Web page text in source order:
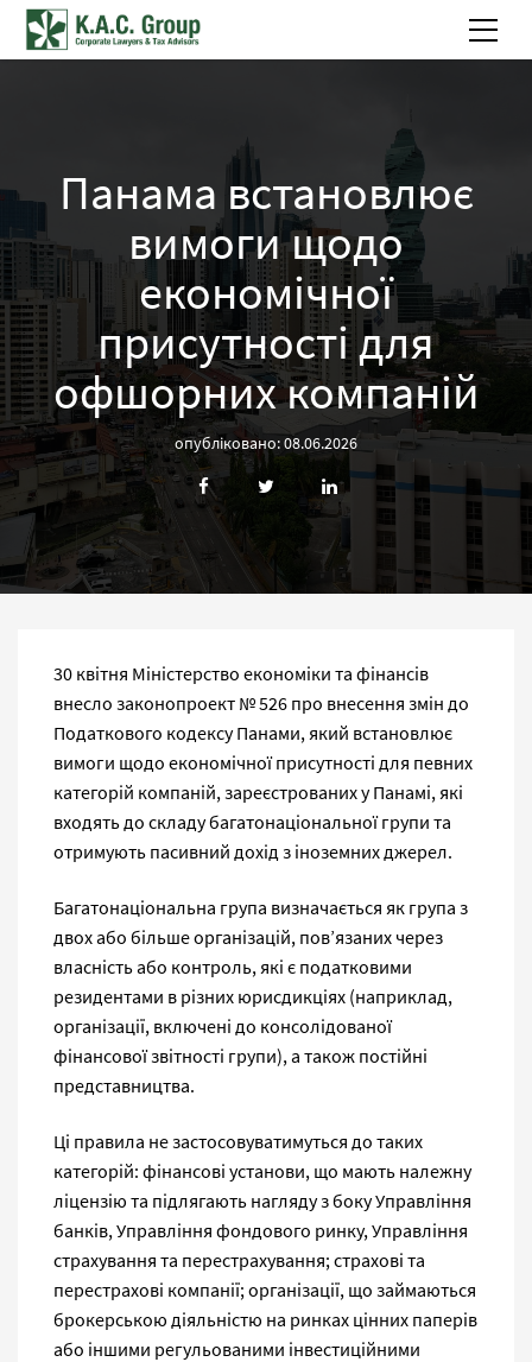
Панама встановлює
вимоги щодо
економічної
присутності для
офшорних компаній
опубліковано: 08.06.2026
30 квітня Міністерство економіки та фінансів
внесло законопроект № 526 про внесення змін до
Податкового кодексу Панами, який встановлює
вимоги щодо економічної присутності для певних
категорій компаній, зареєстрованих у Панамі, які
входять до складу багатонаціональної групи та
отримують пасивний дохід з іноземних джерел.
Багатонаціональна група визначається як група з
двох або більше організацій, пов’язаних через
власність або контроль, які є податковими
резидентами в різних юрисдикціях (наприклад,
організації, включені до консолідованої
фінансової звітності групи), а також постійні
представництва.
Ці правила не застосовуватимуться до таких
категорій: фінансові установи, що мають належну
ліцензію та підлягають нагляду з боку Управління
банків, Управління фондового ринку, Управління
страхування та перестрахування; страхові та
перестрахові компанії; організації, що займаються
брокерською діяльністю на ринках цінних паперів
або іншими регульованими інвестиційними